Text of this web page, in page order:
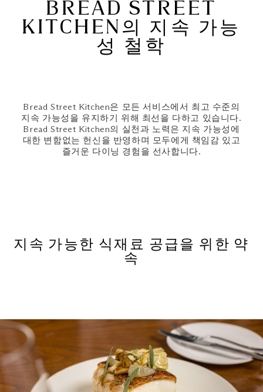
BREAD STREET
KITCHEN의 지속 가능
성 철학
Bread Street Kitchen은 모든 서비스에서 최고 수준의
지속 가능성을 유지하기 위해 최선을 다하고 있습니다.
Bread Street Kitchen의 실천과 노력은 지속 가능성에
대한 변함없는 헌신을 반영하며 모두에게 책임감 있고
즐거운 다이닝 경험을 선사합니다.
지속 가능한 식재료 공급을 위한 약
속